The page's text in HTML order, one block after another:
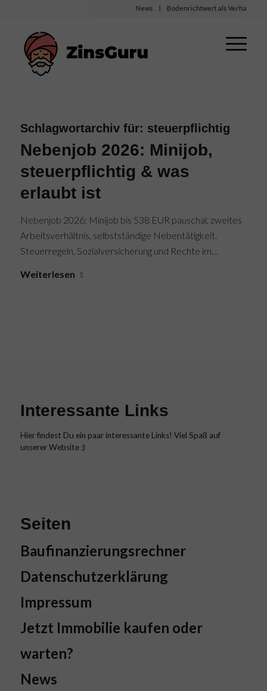
News Bodenrichtwert als
Schlagwortarchiv für: steuerpflichtig
Nebenjob 2026: Minijob,
steuerpflichtig & was
erlaubt ist
Nebenjob 2026: Minijob bis 538 EUR pauschal, zweites
Arbeitsverhältnis, selbstständige Nebentätigkeit.
Steuerregeln, Sozialversicherung und Rechte im…
Weiterlesen
Interessante Links
Hier findest Du ein paar interessante Links! Viel Spaß auf
unserer Website :)
Seiten
Baufinanzierungsrechner
Datenschutzerklärung
Impressum
Jetzt Immobilie kaufen oder
warten?
News